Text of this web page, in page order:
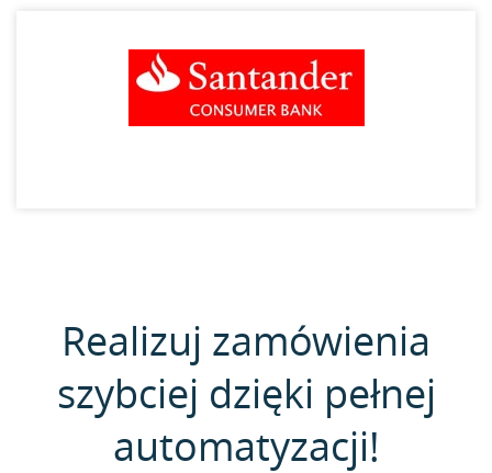
Realizuj zamówienia
szybciej dzięki pełnej
automatyzacji!